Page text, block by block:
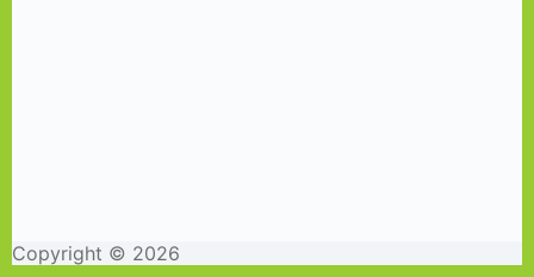
Copyright © 2026